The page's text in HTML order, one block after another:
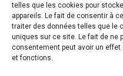
telles que les cookies pour
appareils. Le fait de consentir à
traiter des données telles que le
uniques sur ce site. Le fait de ne
consentement peut avoir un
et fonctions.
Voir le
Meilleurs
Voir le